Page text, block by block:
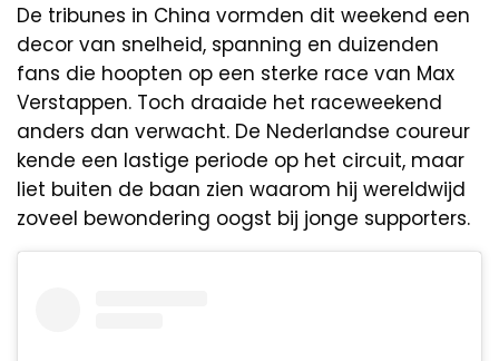
De tribunes in China vormden dit weekend een
decor van snelheid, spanning en duizenden
fans die hoopten op een sterke race van Max
Verstappen. Toch draaide het raceweekend
anders dan verwacht. De Nederlandse coureur
kende een lastige periode op het circuit, maar
liet buiten de baan zien waarom hij wereldwijd
zoveel bewondering oogst bij jonge supporters.